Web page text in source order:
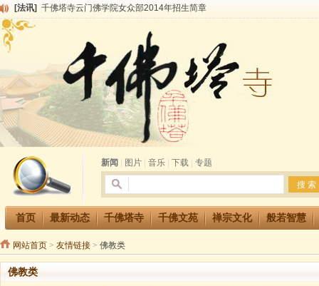
[法讯] 千佛塔寺云门佛学院女众部2014年招生简章
[法讯] 千佛塔寺兴建佛学院综合大楼缘起
共赴华藏世界 进入最后七天倒计时 殊胜华严法会 快快同享富贵庄严海
千佛塔寺阅藏堂周末阅藏报名通知
清明节祭祖报恩地藏法会
[法讯]
本寺方丈上明下慧尼和尚开讲《六祖坛经》
[法讯] 2015-3-26师父于法堂对大众的开示
[法讯] 广东千佛塔寺云门佛学院女众部 2016年招生简章
[法讯]
恭请海涛法师莅临千佛塔寺弘法
[法讯] 2014年七月大法会 祈福息灾地藏七 冥阳两利普渡群蒙盂兰盆
新闻
图片 音乐 下载 专题
首页 最新动态 千佛塔寺 千佛文苑 禅宗文化 般若智慧
网站首页 > 友情链接 > 佛教类
佛教类